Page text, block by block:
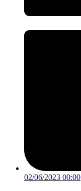
02/06/2023 00:00